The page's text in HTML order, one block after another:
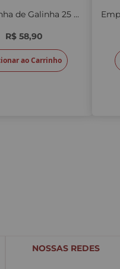
Empadinha de Galinha 25 unid.
R$ 58,90
ao Carrinho
NOSSAS REDES